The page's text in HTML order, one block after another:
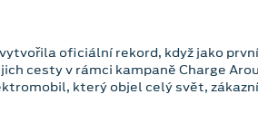
oficiální rekord, když jako
cesty v rámci kampaně Charge
který objel celý svět,